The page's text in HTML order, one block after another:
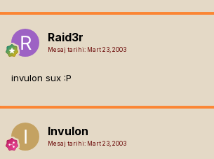
Raid3r
Mesaj tarihi: Mart 23, 2003
invulon sux :P
Invulon
Mesaj tarihi: Mart 23, 2003